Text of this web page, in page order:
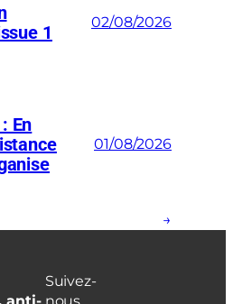
1
02/08/2026
En
01/08/2026
→
Suivez-